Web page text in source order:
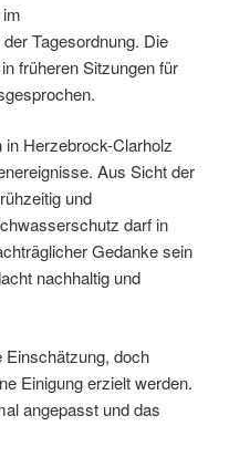
der Tagesordnung. Die
früheren Sitzungen für
Herzebrock-Clarholz
Aus Sicht der
und
darf in
Gedanke sein
nachhaltig und
Einschätzung, doch
Einigung erzielt werden.
angepasst und das